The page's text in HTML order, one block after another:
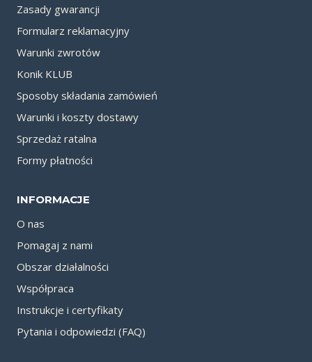
Zasady gwarancji
Formularz reklamacyjny
Warunki zwrotów
Konik KLUB
Sposoby składania zamówień
Warunki i koszty dostawy
Sprzedaż ratalna
Formy płatności
INFORMACJE
O nas
Pomagaj z nami
Obszar działalności
Współpraca
Instrukcje i certyfikaty
Pytania i odpowiedzi (FAQ)